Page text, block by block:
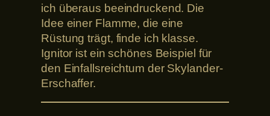
ich überaus beeindruckend. Die
Idee einer Flamme, die eine
Rüstung trägt, finde ich klasse.
Ignitor ist ein schönes Beispiel für
den Einfallsreichtum der Skylander-
Erschaffer.